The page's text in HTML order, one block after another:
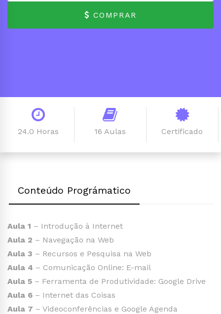
COMPRAR
24.0 Horas 16 Aulas Certificado
Conteúdo Prográmatico
Aula 1 – Introdução à Internet
Aula 2 – Navegação na Web
Aula 3 – Recursos e Pesquisa na Web
Aula 4 – Comunicação Online: E-mail
Aula 5 – Ferramenta de Produtividade: Google Drive
Aula 6 – Internet das Coisas
Aula 7 – Videoconferências e Google Agenda